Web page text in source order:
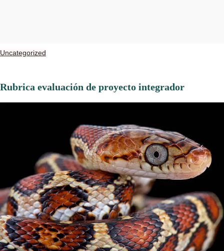
Uncategorized
Rubrica evaluación de proyecto integrador